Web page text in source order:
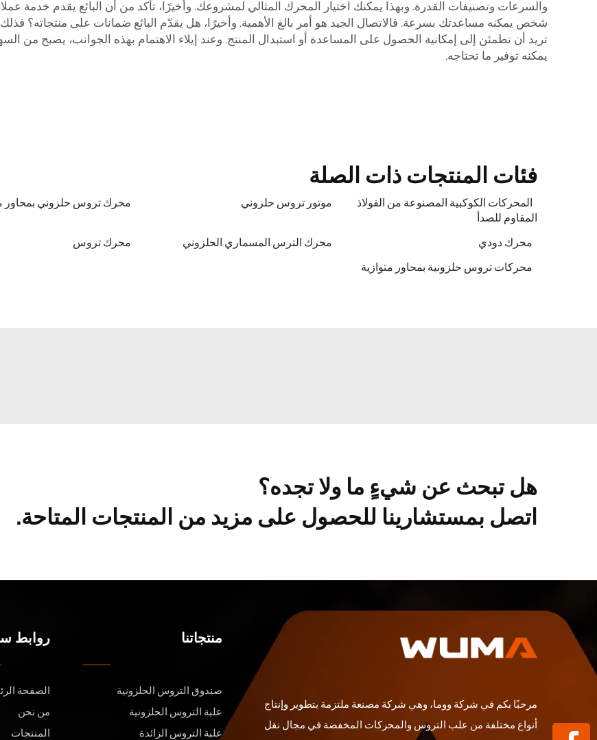
والسرعات وتصنيفات القدرة. وبهذا يمكنك اختيار المحرك المثالي لمشروعك. وأخيرًا، تأكد من أن البائع يقدم خدمة
شخص يمكنه مساعدتك بسرعة. فالاتصال الجيد هو أمر بالغ الأهمية. وأخيرًا، هل يقدّم البائع ضمانات على منتجاته؟
تريد أن تطمئن إلى إمكانية الحصول على المساعدة أو استبدال المنتج. وعند إيلاء الاهتمام بهذه الجوانب، يصبح من
يمكنه توفير ما تحتاجه.
فئات المنتجات ذات الصلة
المحركات الكوكبية المصنوعة من الفولاذ
المقاوم للصدأ
موتور تروس حلزوني محرك تروس حلزوني بمحاور
محرك دودي محرك الترس المسماري الحلزوني محرك تروس
محركات تروس حلزونية بمحاور متوازية
هل تبحث عن شيءٍ ما ولا تجده؟
اتصل بمستشارينا للحصول على مزيد من المنتجات المتاحة.
مرحبًا بكم في شركة ووما، وهي شركة مصنعة ملتزمة بتطوير وإنتاج
أنواع مختلفة من علب التروس والمحركات المخفضة في مجال نقل
منتجاتنا
صندوق التروس الحلزونية
علبة التروس الحلزونية
علبة التروس الزائدة
روابط
الصفحة
من نحن
المنتجات